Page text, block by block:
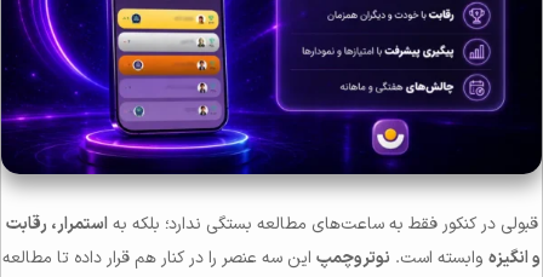
قبولی در کنکور فقط به ساعت‌های مطالعه بستگی ندارد؛ بلکه به استمرار، رقابت
و انگیزه وابسته است. نوتروچمپ این سه عنصر را در کنار هم قرار داده تا مطالعه